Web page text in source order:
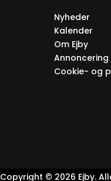
Nyheder
Kalender
Om Ejby
Annoncering
Cookie- og
Copyright © 2026 Ejby.